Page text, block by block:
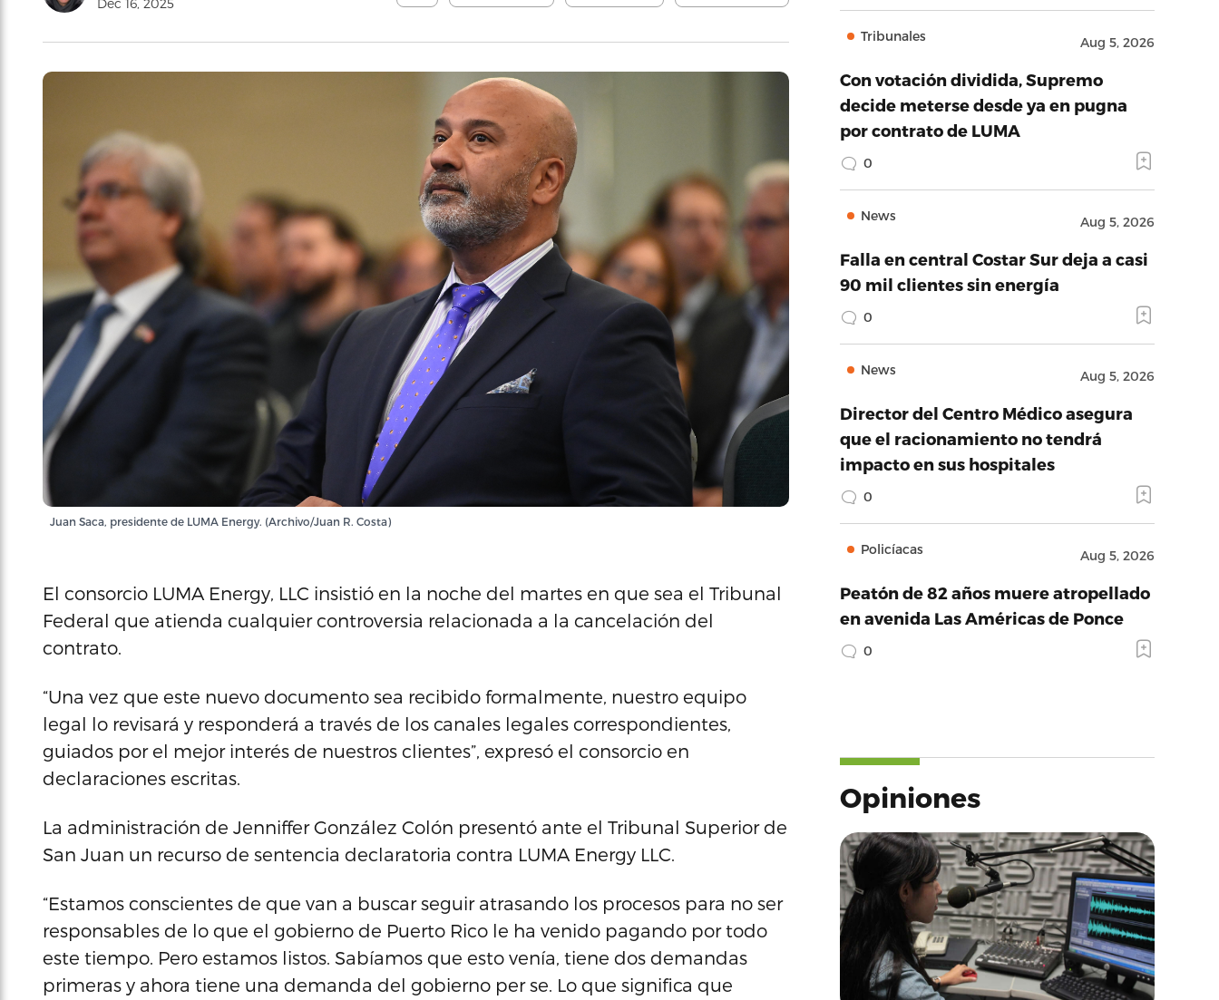
Dec 16, 2025
Juan Saca, presidente de LUMA Energy. (Archivo/Juan R. Costa)
El consorcio LUMA Energy, LLC insistió en la noche del martes en que sea el Tribunal
Federal que atienda cualquier controversia relacionada a la cancelación del
contrato.
“Una vez que este nuevo documento sea recibido formalmente, nuestro equipo
legal lo revisará y responderá a través de los canales legales correspondientes,
guiados por el mejor interés de nuestros clientes”, expresó el consorcio en
declaraciones escritas.
La administración de Jenniffer González Colón presentó ante el Tribunal Superior de
San Juan un recurso de sentencia declaratoria contra LUMA Energy LLC.
“Estamos conscientes de que van a buscar seguir atrasando los procesos para no ser
responsables de lo que el gobierno de Puerto Rico le ha venido pagando por todo
este tiempo. Pero estamos listos. Sabíamos que esto venía, tiene dos demandas
primeras y ahora tiene una demanda del gobierno per se. Lo que significa que
Tribunales Aug 5, 2026
Con votación dividida, Supremo
decide meterse desde ya en pugna
por contrato de LUMA
0
News Aug 5, 2026
Falla en central Costar Sur deja a casi
90 mil clientes sin energía
0
News Aug 5, 2026
Director del Centro Médico asegura
que el racionamiento no tendrá
impacto en sus hospitales
0
Policíacas Aug 5, 2026
Peatón de 82 años muere atropellado
en avenida Las Américas de Ponce
0
Opiniones